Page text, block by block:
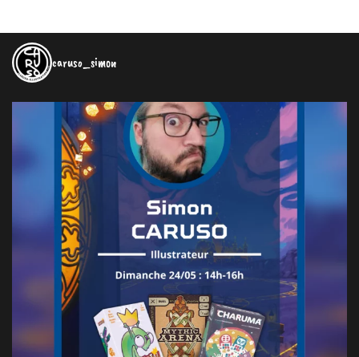
caruso_simon